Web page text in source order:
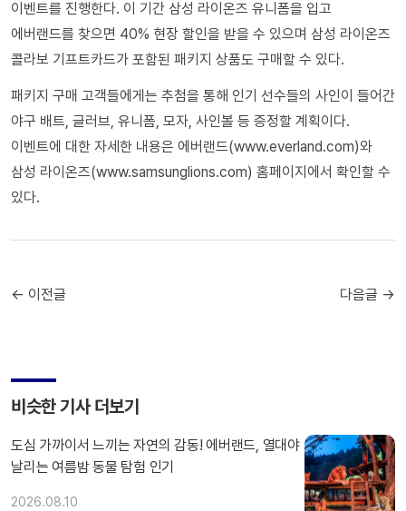
이벤트를 진행한다. 이 기간 삼성 라이온즈 유니폼을 입고
에버랜드를 찾으면 40% 현장 할인을 받을 수 있으며 삼성 라이온즈
콜라보 기프트카드가 포함된 패키지 상품도 구매할 수 있다.
패키지 구매 고객들에게는 추첨을 통해 인기 선수들의 사인이 들어간
야구 배트, 글러브, 유니폼, 모자, 사인볼 등 증정할 계획이다.
이벤트에 대한 자세한 내용은 에버랜드(www.everland.com)와
삼성 라이온즈(www.samsunglions.com) 홈페이지에서 확인할 수
있다.
← 이전글 다음글 →
비슷한 기사 더보기
도심 가까이서 느끼는 자연의 감동! 에버랜드, 열대야
날리는 여름밤 동물 탐험 인기
2026.08.10